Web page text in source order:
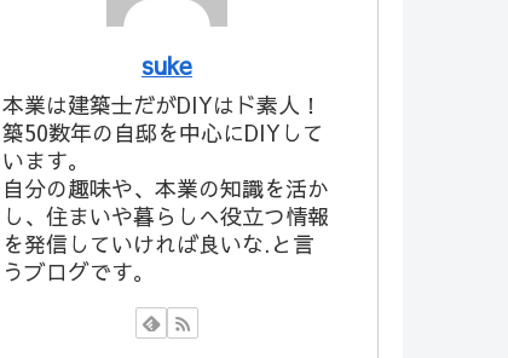
suke
本業は建築士だがDIYはド素人！
築50数年の自邸を中心にDIYして
います。
自分の趣味や、本業の知識を活か
し、住まいや暮らしへ役立つ情報
を発信していければ良いな.と言
うブログです。